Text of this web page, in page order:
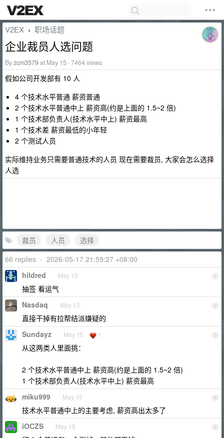
V2EX › 职场话题
企业裁员人选问题
Byzcm3579at May 15 · 7464 views
假如公司开发部有 10 人
4 个技术水平普通 薪资普通
2 个技术水平普通中上 薪资高(约是上面的 1.5~2 倍)
1 个技术部负责人(技术水平中上) 薪资最高
1 个技术差 薪资最低的小年轻
2 个测试人员
实际维持业务只需要普通技术的人员 现在需要裁员, 大家会怎么选择
人选
裁员 人员
选择
66 replies • 2026-05-17 21:59:27 +08:00
1
hildred May 15
抽签 看运气
2
Nasdaq May 15
直接干掉有拉帮结派嫌疑的
3
Sundayz May 15 1
从这两类人里面挑：
2 个技术水平普通中上 薪资高(约是上面的 1.5~2 倍)
1 个技术部负责人(技术水平中上) 薪资最高
4
miku999 May 15
技术水平普通中上的主要考虑, 薪资高出太多了
5
iOCZS May 15